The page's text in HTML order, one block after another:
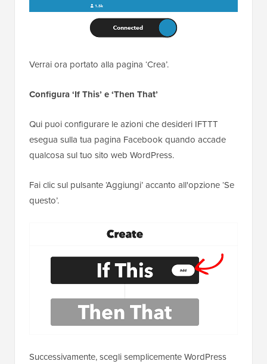
Verrai ora portato alla pagina ‘Crea’.
Configura ‘If This’ e ‘Then That’
Qui puoi configurare le azioni che desideri IFTTT
esegua sulla tua pagina Facebook quando accade
qualcosa sul tuo sito web WordPress.
Fai clic sul pulsante ‘Aggiungi’ accanto all'opzione ‘Se
questo’.
Successivamente, scegli semplicemente WordPress